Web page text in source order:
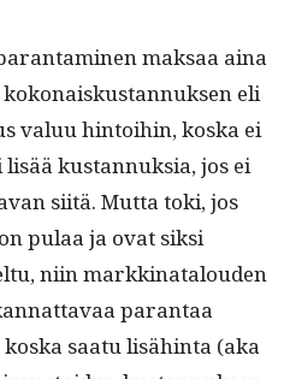
mak­saa aina
eli
val­uu hin­toi­hin, kos­ka ei
kus­tan­nuk­sia, jos ei
siitä. Mut­ta toki, jos
pulaa ja ovat sik­si
niin markki­na­t­alouden
paran­taa
saatu lisähin­ta (aka